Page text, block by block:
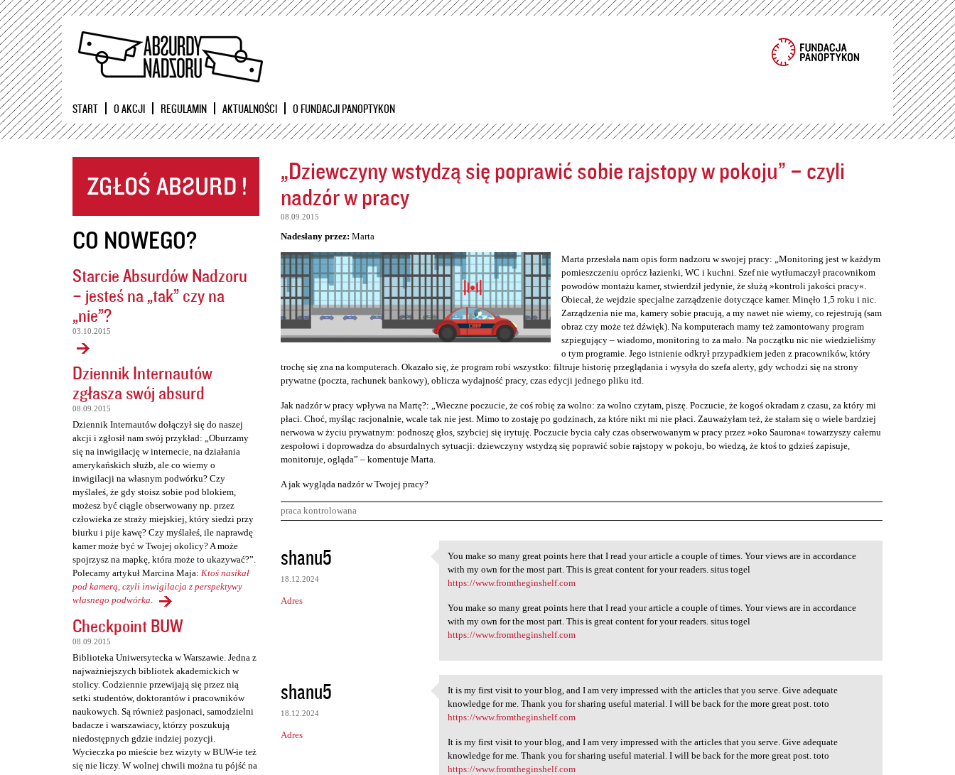
Przejdź
START O AKCJI REGULAMIN AKTUALNOŚCI O FUNDACJI PANOPTYKON
CO NOWEGO?
Starcie Absurdów Nadzoru
– jesteś na „tak” czy na
„nie”?
03.10.2015
Dziennik Internautów
zgłasza swój absurd
08.09.2015
Dziennik Internautów dołączył się do naszej
akcji i zgłosił nam swój przykład: „Oburzamy
się na inwigilację w internecie, na działania
amerykańskich służb, ale co wiemy o
inwigilacji na własnym podwórku? Czy
myślałeś, że gdy stoisz sobie pod blokiem,
możesz być ciągle obserwowany np. przez
człowieka ze straży miejskiej, który siedzi przy
biurku i pije kawę? Czy myślałeś, ile naprawdę
kamer może być w Twojej okolicy? A może
spojrzysz na mapkę, która może to ukazywać?”.
Polecamy artykuł Marcina Maja: Ktoś nasikał
pod kamerą, czyli inwigilacja z perspektywy
własnego podwórka.
Checkpoint BUW
08.09.2015
Biblioteka Uniwersytecka w Warszawie. Jedna z
najważniejszych bibliotek akademickich w
stolicy. Codziennie przewijają się przez nią
setki studentów, doktorantów i pracowników
naukowych. Są również pasjonaci, samodzielni
badacze i warszawiacy, którzy poszukują
niedostępnych gdzie indziej pozycji.
Wycieczka po mieście bez wizyty w BUW-ie też
się nie liczy. W wolnej chwili można tu pójść na
„Dziewczyny wstydzą się poprawić sobie rajstopy w pokoju” – czyli
nadzór w pracy
08.09.2015
Nadesłany przez: Marta
Marta przesłała nam opis form nadzoru w swojej pracy: „Monitoring jest w każdym
pomieszczeniu oprócz łazienki, WC i kuchni. Szef nie wytłumaczył pracownikom
powodów montażu kamer, stwierdził jedynie, że służą »kontroli jakości pracy«.
Obiecał, że wejdzie specjalne zarządzenie dotyczące kamer. Minęło 1,5 roku i nic.
Zarządzenia nie ma, kamery sobie pracują, a my nawet nie wiemy, co rejestrują (sam
obraz czy może też dźwięk). Na komputerach mamy też zamontowany program
szpiegujący – wiadomo, monitoring to za mało. Na początku nic nie wiedzieliśmy
o tym programie. Jego istnienie odkrył przypadkiem jeden z pracowników, który
trochę się zna na komputerach. Okazało się, że program robi wszystko: filtruje historię przeglądania i wysyła do szefa alerty, gdy wchodzi się na strony
prywatne (poczta, rachunek bankowy), oblicza wydajność pracy, czas edycji jednego pliku itd.
Jak nadzór w pracy wpływa na Martę?: „Wieczne poczucie, że coś robię za wolno: za wolno czytam, piszę. Poczucie, że kogoś okradam z czasu, za który mi
płaci. Choć, myśląc racjonalnie, wcale tak nie jest. Mimo to zostaję po godzinach, za które nikt mi nie płaci. Zauważyłam też, że stałam się o wiele bardziej
nerwowa w życiu prywatnym: podnoszę głos, szybciej się irytuję. Poczucie bycia cały czas obserwowanym w pracy przez »oko Saurona« towarzyszy całemu
zespołowi i doprowadza do absurdalnych sytuacji: dziewczyny wstydzą się poprawić sobie rajstopy w pokoju, bo wiedzą, że ktoś to gdzieś zapisuje,
monitoruje, ogląda” – komentuje Marta.
A jak wygląda nadzór w Twojej pracy?
praca kontrolowana
K
o
m
e
r
z
e
shanu5
18.12.2024
Adres
You make so many great points
You make so many great points here that I read your article a couple of times. Your views are in accordance
with my own for the most part. This is great content for your readers. situs togel
https://www.fromtheginshelf.com
You make so many great points here that I read your article a couple of times. Your views are in accordance
with my own for the most part. This is great content for your readers. situs togel
https://www.fromtheginshelf.com
shanu5
18.12.2024
Adres
It is my first visit to your
It is my first visit to your blog, and I am very impressed with the articles that you serve. Give adequate
knowledge for me. Thank you for sharing useful material. I will be back for the more great post. toto
https://www.fromtheginshelf.com
It is my first visit to your blog, and I am very impressed with the articles that you serve. Give adequate
knowledge for me. Thank you for sharing useful material. I will be back for the more great post. toto
https://www.fromtheginshelf.com